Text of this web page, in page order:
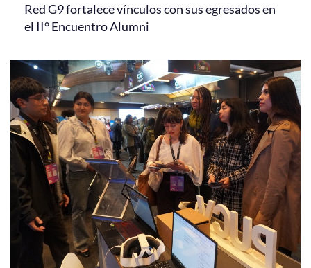
Red G9 fortalece vínculos con sus egresados en
el II° Encuentro Alumni